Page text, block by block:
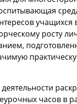
учащихся
росту
часов в